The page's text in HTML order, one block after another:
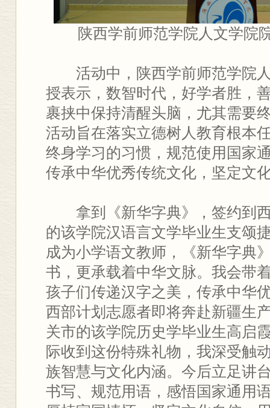
陕西学前师范学院人文学院
活动中，陕西学前师范学院
授表示，数智时代，好学者胜，
裹挟中保持清醒头脑，尤其需要
活动旨在落实立德树人教育根本
终身学习的习惯，规范使用国家
传承中华优秀传统文化，坚定文
拿到《新华字典》，签约到
的该学院汉语言文学毕业生支颂
成为小学语文教师，《新华字典
书，更承载着中华文脉。我会带
孩子们传递汉字之美，传承中华
西部计划志愿者即将奔赴新疆生
关市的该学院历史学毕业生高启
际收到这份特殊礼物，我深受触
族智慧与文化内涵。今后立足讲
书写、规范用语，感悟国家通用